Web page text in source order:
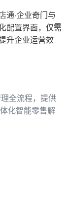
通·企业奇门与
配置界面，仅需
升企业运营效
全流程，提供
化智能零售解